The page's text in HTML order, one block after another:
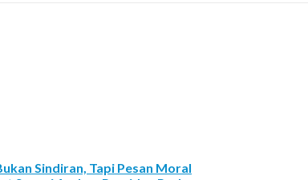
Sindiran, Tapi Pesan Moral